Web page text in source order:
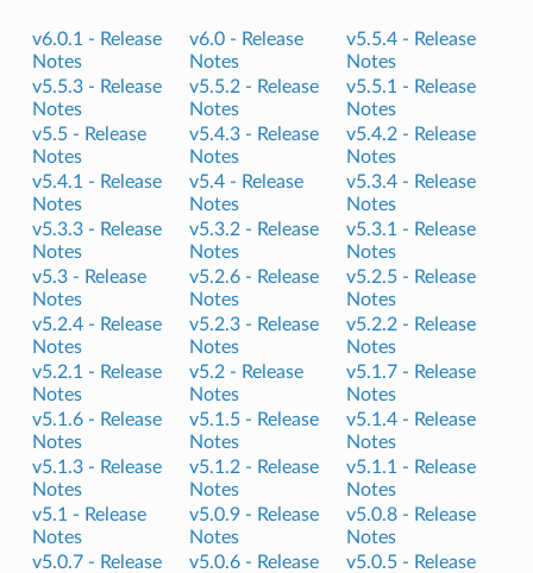
v6.0.1 - Release
Notes
v6.0 - Release
Notes
v5.5.4 - Release
Notes
v5.5.3 - Release
Notes
v5.5.2 - Release
Notes
v5.5.1 - Release
Notes
v5.5 - Release
Notes
v5.4.3 - Release
Notes
v5.4.2 - Release
Notes
v5.4.1 - Release
Notes
v5.4 - Release
Notes
v5.3.4 - Release
Notes
v5.3.3 - Release
Notes
v5.3.2 - Release
Notes
v5.3.1 - Release
Notes
v5.3 - Release
Notes
v5.2.6 - Release
Notes
v5.2.5 - Release
Notes
v5.2.4 - Release
Notes
v5.2.3 - Release
Notes
v5.2.2 - Release
Notes
v5.2.1 - Release
Notes
v5.2 - Release
Notes
v5.1.7 - Release
Notes
v5.1.6 - Release
Notes
v5.1.5 - Release
Notes
v5.1.4 - Release
Notes
v5.1.3 - Release
Notes
v5.1.2 - Release
Notes
v5.1.1 - Release
Notes
v5.1 - Release
Notes
v5.0.9 - Release
Notes
v5.0.8 - Release
Notes
v5.0.7 - Release
v5.0.6 - Release
v5.0.5 - Release